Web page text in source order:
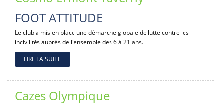
FOOT ATTITUDE
Le club a mis en place une démarche globale de lutte contre les
incivilités auprès de l'ensemble des 6 à 21 ans.
LIRE LA SUITE
Cazes Olympique